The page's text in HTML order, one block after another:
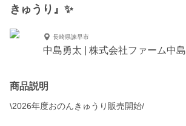
きゅうり』✨
長崎県諫早市
中島勇太 | 株式会社ファーム中島
商品説明
\2026年度おのんきゅうり販売開始/